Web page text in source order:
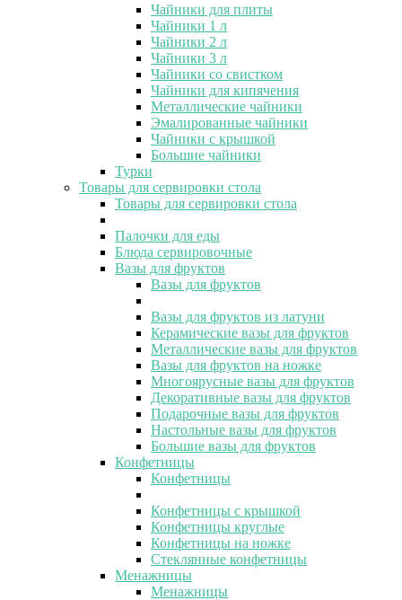
Чайники для плиты
Чайники 1 л
Чайники 2 л
Чайники 3 л
Чайники со свистком
Чайники для кипячения
Металлические чайники
Эмалированные чайники
Чайники с крышкой
Большие чайники
Турки
Товары для сервировки стола
Товары для сервировки стола
Палочки для еды
Блюда сервировочные
Вазы для фруктов
Вазы для фруктов
Вазы для фруктов из латуни
Керамические вазы для фруктов
Металлические вазы для фруктов
Вазы для фруктов на ножке
Многоярусные вазы для фруктов
Декоративные вазы для фруктов
Подарочные вазы для фруктов
Настольные вазы для фруктов
Большие вазы для фруктов
Конфетницы
Конфетницы
Конфетницы с крышкой
Конфетницы круглые
Конфетницы на ножке
Стеклянные конфетницы
Менажницы
Менажницы